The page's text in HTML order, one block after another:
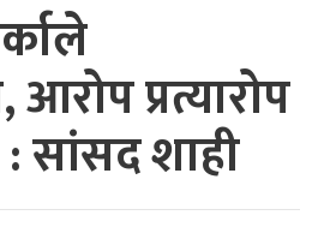
प्रत्यारोप
सांसद शाही